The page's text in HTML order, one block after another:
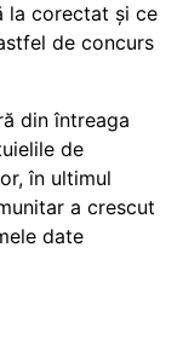
la corectat și ce
de concurs
din întreaga
de
în ultimul
a crescut
date